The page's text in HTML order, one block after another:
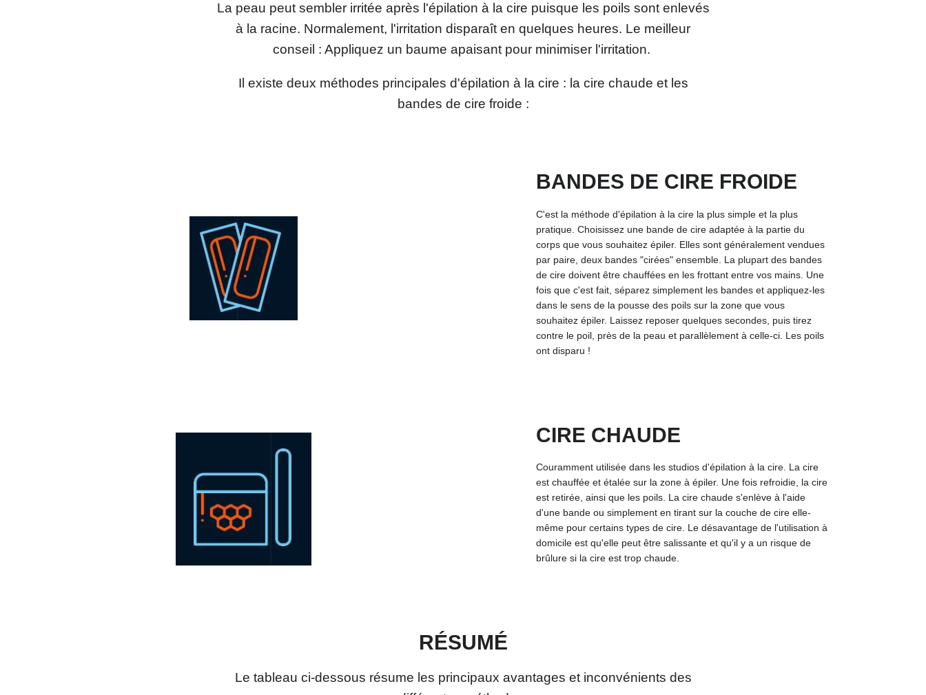
La peau peut sembler irritée après l'épilation à la cire puisque les poils sont enlevés
à la racine. Normalement, l'irritation disparaît en quelques heures. Le meilleur
conseil : Appliquez un baume apaisant pour minimiser l'irritation.
Il existe deux méthodes principales d'épilation à la cire : la cire chaude et les
bandes de cire froide :
BANDES DE CIRE FROIDE
C'est la méthode d'épilation à la cire la plus simple et la plus
pratique. Choisissez une bande de cire adaptée à la partie du
corps que vous souhaitez épiler. Elles sont généralement vendues
par paire, deux bandes "cirées" ensemble. La plupart des bandes
de cire doivent être chauffées en les frottant entre vos mains. Une
fois que c'est fait, séparez simplement les bandes et appliquez-les
dans le sens de la pousse des poils sur la zone que vous
souhaitez épiler. Laissez reposer quelques secondes, puis tirez
contre le poil, près de la peau et parallèlement à celle-ci. Les poils
ont disparu !
CIRE CHAUDE
Couramment utilisée dans les studios d'épilation à la cire. La cire
est chauffée et étalée sur la zone à épiler. Une fois refroidie, la cire
est retirée, ainsi que les poils. La cire chaude s'enlève à l'aide
d'une bande ou simplement en tirant sur la couche de cire elle-
même pour certains types de cire. Le désavantage de l'utilisation à
domicile est qu'elle peut être salissante et qu'il y a un risque de
brûlure si la cire est trop chaude.
RÉSUMÉ
Le tableau ci-dessous résume les principaux avantages et inconvénients des